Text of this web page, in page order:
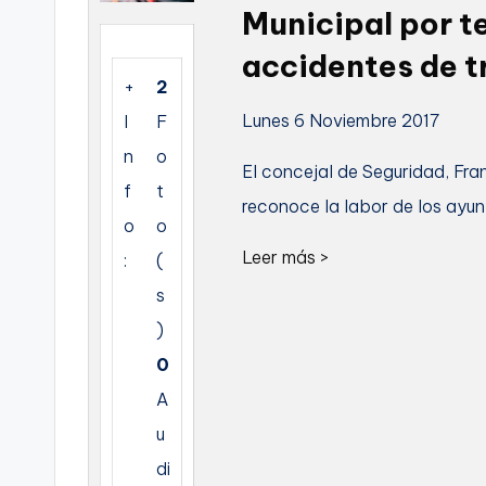
+
I
n
f
o
:
2
F
o
t
o
(
s
)
0
A
u
di
Municipal por
accidentes de
Lunes 6 Noviembre 2017
El concejal de Seguridad,
reconoce la labor de los
Leer más >